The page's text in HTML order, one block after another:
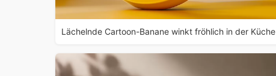
Lächelnde Cartoon-Banane winkt fröhlich in der Küche